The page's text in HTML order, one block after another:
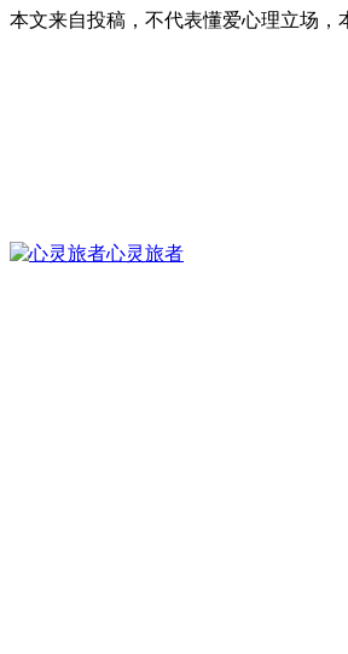
本文来自投稿，不代表懂爱心理立场
心灵旅者